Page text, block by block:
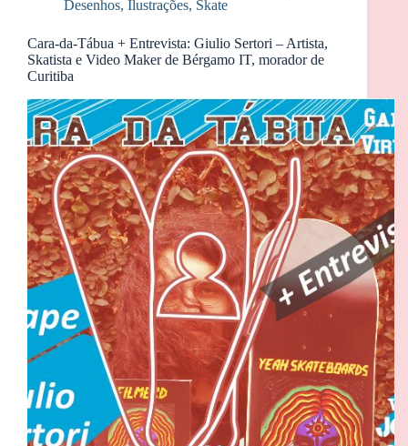
Desenhos, Ilustrações, Skate
Cara-da-Tábua + Entrevista: Giulio Sertori – Artista,
Skatista e Video Maker de Bérgamo IT, morador de
Curitiba